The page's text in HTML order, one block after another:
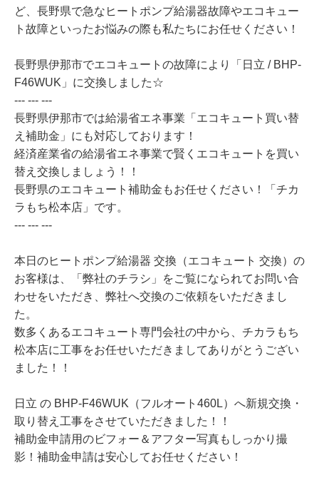
ど、長野県で急なヒートポンプ給湯器故障やエコキュー
ト故障といったお悩みの際も私たちにお任せください！
長野県伊那市でエコキュートの故障により「日立 / BHP-
F46WUK」に交換しました☆
--- --- ---
長野県伊那市では給湯省エネ事業「エコキュート買い替
え補助金」にも対応しております！
経済産業省の給湯省エネ事業で賢くエコキュートを買い
替え交換しましょう！！
長野県のエコキュート補助金もお任せください！「チカ
ラもち松本店」です。
--- --- ---
本日のヒートポンプ給湯器 交換（エコキュート 交換）の
お客様は、「弊社のチラシ」をご覧になられてお問い合
わせをいただき、弊社へ交換のご依頼をいただきまし
た。
数多くあるエコキュート専門会社の中から、チカラもち
松本店に工事をお任せいただきましてありがとうござい
ました！！
日立 の BHP-F46WUK（フルオート460L）へ新規交換・
取り替え工事をさせていただきました！！
補助金申請用のビフォー＆アフター写真もしっかり撮
影！補助金申請は安心してお任せください！